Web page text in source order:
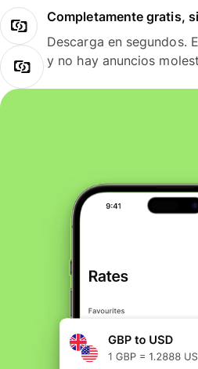
Completamente gratis,
Descarga en segundos.
y no hay anuncios